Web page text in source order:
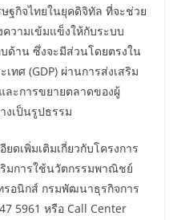
ฐกิจไทยในยุคดิจิทัล ที่จะช่วย
ความเข้มแข็งให้กับระบบ
บด้าน ซึ่งจะมีส่วนโดยตรงใน
ทศ (GDP) ผ่านการส่งเสริม
ละการขยายตลาดของผู้
งเป็นรูปธรรม
ดเพิ่มเติมเกี่ยวกับโครงการ
มการใช้นวัตกรรมพาณิชย์
รอนิกส์ กรมพัฒนาธุรกิจการ
5961 หรือ Call Center